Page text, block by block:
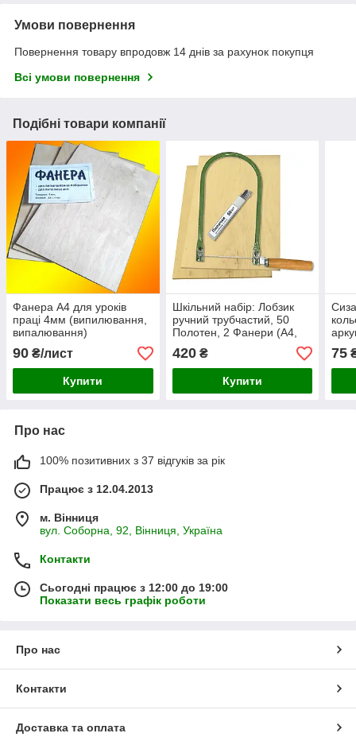
Умови повернення
Повернення товару впродовж 14 днів за рахунок покупця
Всі умови повернення
Подібні товари компанії
Фанера А4 для уроків
праці 4мм (випилювання,
випалювання)
90 ₴/лист
Купити
Шкільний набір: Лобзик
ручний трубчастий, 50
Полотен, 2 Фанери (А4,
4мм, сорт-3) на урок праці
в школі (KT0008)
420₴
Купити
75
Про нас
100% позитивних з 37 відгуків за рік
Працює з 12.04.2013
м. Вінниця
вул. Соборна, 92, Вінниця, Україна
Контакти
Сьогодні працює з 12:00 до 19:00
Показати весь графік роботи
Про нас
Контакти
Доставка та оплата